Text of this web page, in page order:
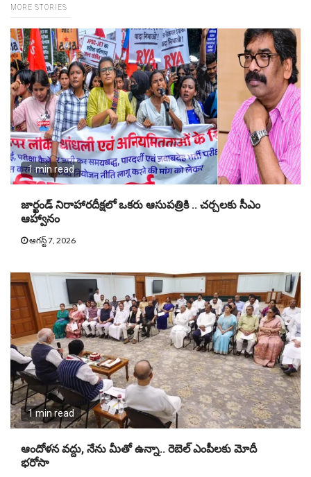
MORE STORIES
1 min read
జార్ఖండ్ నిరాహారదీక్షలో ఒకరు ఆసుపత్రికి .. చర్చలకు సీఎం
ఆహ్వానం
ఆగస్ట్ 7, 2026
1 min read
ఆందోళన వద్దు, నేను మీతో ఉన్నా.. రెబెల్ ఎంపీలకు మోదీ
భరోసా